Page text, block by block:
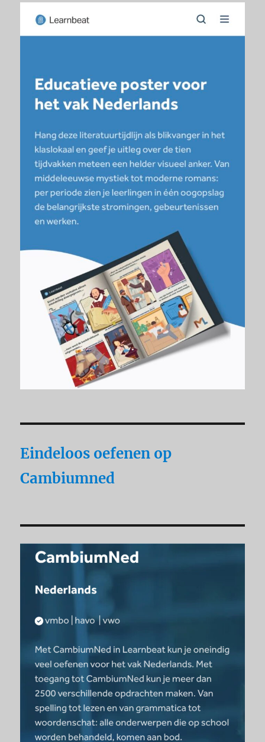
Eindeloos oefenen op
Cambiumned